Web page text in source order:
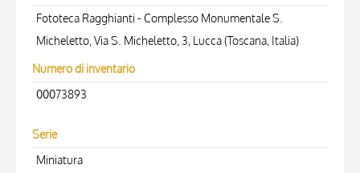
Fototeca Ragghianti - Complesso Monumentale S.
Micheletto, Via S. Micheletto, 3, Lucca (Toscana, Italia)
Numero di inventario
00073893
Serie
Miniatura